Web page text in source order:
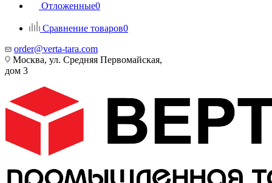
Отложенные0
Сравнение товаров0
order@verta-tara.com
Москва, ул. Средняя Первомайская,
дом 3